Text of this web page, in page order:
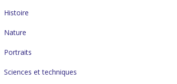
Histoire
Nature
Portraits
Sciences et techniques